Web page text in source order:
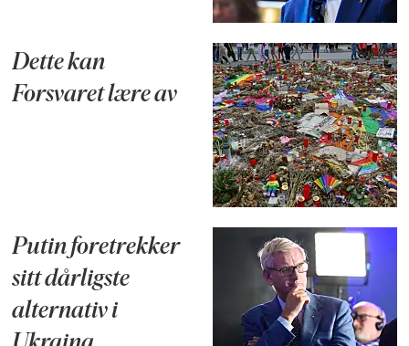
Dette kan
Forsvaret lære av
Putin foretrekker
sitt dårligste
alternativ i